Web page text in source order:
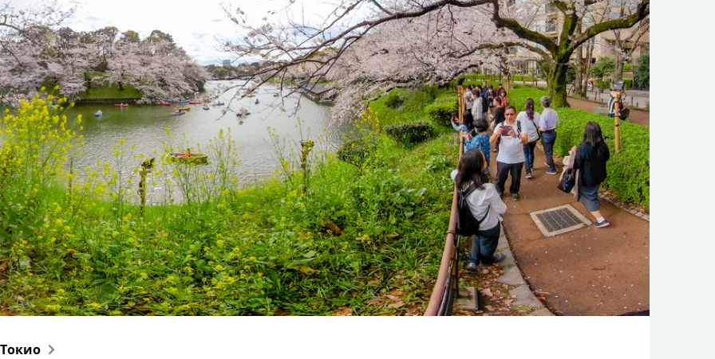
Жизнь
Технологии
Токио
От редакции